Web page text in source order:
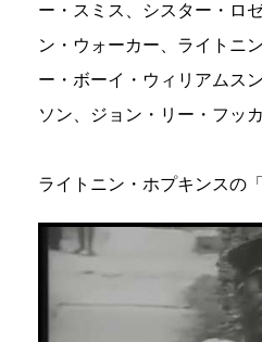
ー・スミス、シスター・ロ
ン・ウォーカー、ライトニ
ー・ボーイ・ウィリアムス
ソン、ジョン・リー・フッカ
ライトニン・ホプキンスの